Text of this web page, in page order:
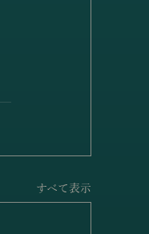
すべて表示